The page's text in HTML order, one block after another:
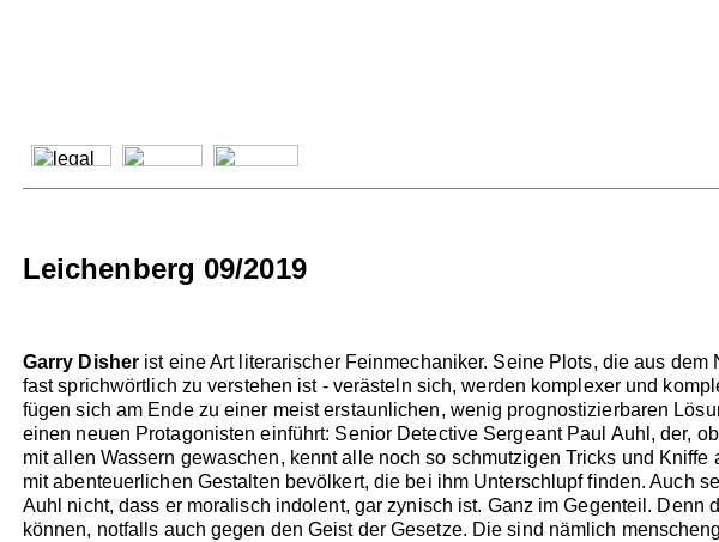
Leichenberg 09/2019
Garry Disher ist eine Art literarischer Feinmechaniker. Seine Plots, die aus
fast sprichwörtlich zu verstehen ist - verästeln sich, werden komplexer und
fügen sich am Ende zu einer meist erstaunlichen, wenig prognostizierbaren
einen neuen Protagonisten einführt: Senior Detective Sergeant Paul Auhl, der,
mit allen Wassern gewaschen, kennt alle noch so schmutzigen Tricks und
mit abenteuerlichen Gestalten bevölkert, die bei ihm Unterschlupf finden. Auch
Auhl nicht, dass er moralisch indolent, gar zynisch ist. Ganz im Gegenteil.
können, notfalls auch gegen den Geist der Gesetze. Die sind nämlich